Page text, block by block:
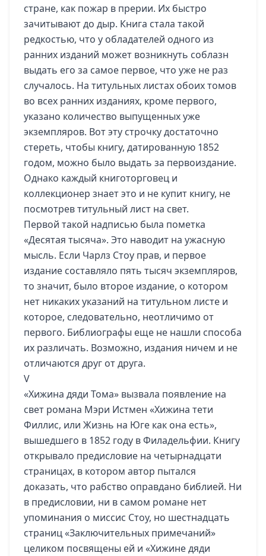
стране, как пожар в прерии. Их быстро
зачитывают до дыр. Книга стала такой
редкостью, что у обладателей одного из
ранних изданий может возникнуть соблазн
выдать его за самое первое, что уже не раз
случалось. На титульных листах обоих томов
во всех ранних изданиях, кроме первого,
указано количество выпущенных уже
экземпляров. Вот эту строчку достаточно
стереть, чтобы книгу, датированную 1852
годом, можно было выдать за первоиздание.
Однако каждый книготорговец и
коллекционер знает это и не купит книгу, не
посмотрев титульный лист на свет.
Первой такой надписью была пометка
«Десятая тысяча». Это наводит на ужасную
мысль. Если Чарлз Стоу прав, и первое
издание составляло пять тысяч экземпляров,
то значит, было второе издание, о котором
нет никаких указаний на титульном листе и
которое, следовательно, неотличимо от
первого. Библиографы еще не нашли способа
их различать. Возможно, издания ничем и не
отличаются друг от друга.
V
«Хижина дяди Тома» вызвала появление на
свет романа Мэри Истмен «Хижина тети
Филлис, или Жизнь на Юге как она есть»,
вышедшего в 1852 году в Филадельфии. Книгу
открывало предисловие на четырнадцати
страницах, в котором автор пытался
доказать, что рабство оправдано библией. Ни
в предисловии, ни в самом романе нет
упоминания о миссис Стоу, но шестнадцать
страниц «Заключительных примечаний»
целиком посвящены ей и «Хижине дяди